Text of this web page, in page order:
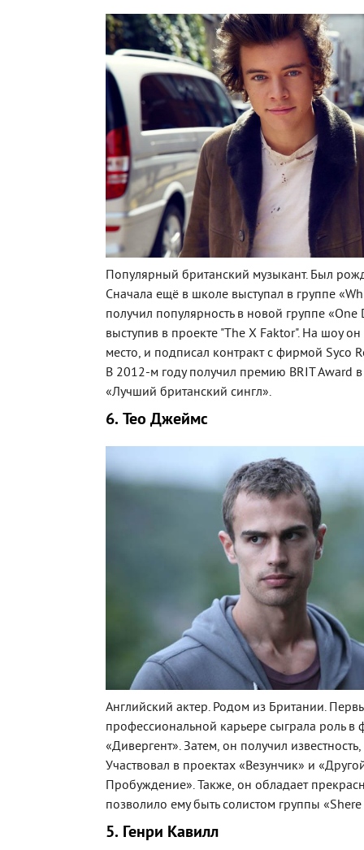
Популярный британский музыкант. Был
Сначала ещё в школе выступал в группе
получил популярность в новой группе «One
выступив в проекте "The X Faktor". На шоу он
место, и подписал контракт с фирмой Syco
В 2012-м году получил премию BRIT Award
«Лучший британский сингл».
6. Тео Джеймс
Английский актер. Родом из Британии.
профессиональной карьере сыграла роль в
«Дивергент». Затем, он получил
Участвовал в проектах «Везунчик» и
Пробуждение». Также, он обладает
позволило ему быть солистом группы
5. Генри Кавилл